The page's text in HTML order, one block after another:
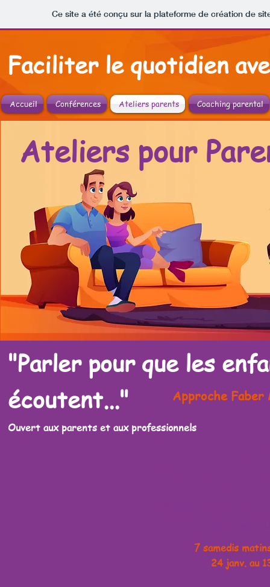
Ce site a été conçu sur la plateforme de création de
Accueil Conférences Ateliers parents Coaching parental
Faciliter le quotidien
Ateliers pour
"Parler pour que les
écoutent..."
Approche Faber
Ouvert aux parents et aux professionnels
7 samedis
24 janv. au